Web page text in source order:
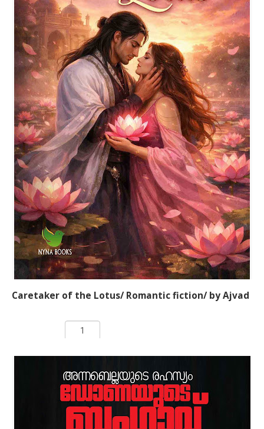
Kevin, an aspiring writer torn between family expectations
and his relentless dream, is searching for a story that will
define his future. When he stumbles upon a mysterious
real-life case, what begins as simple research soon
spirals into a dangerous journey. Hidden secrets. Ruthless
crime. Powerful rivals. As Kevin digs deeper into a web of
deception and ambition, he realizes this is no longer just a
story — it’s a game of survival. Every move has
consequences. Every silence hides a strategy. Now, Kevin
must decide how far he is willing to go to achieve his
dream… and what he is prepared to lose along the way.
Caretaker of the Lotus/ Romantic fiction/ by Ajvad